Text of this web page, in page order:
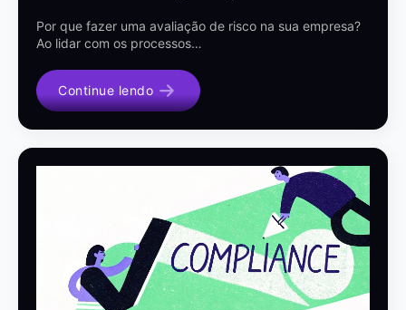
Por que fazer uma avaliação de risco na sua empresa?
Ao lidar com os processos…
Continue lendo